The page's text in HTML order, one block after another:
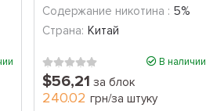
Содержание никотина : 5%
Страна: Китай
В наличии
$56,21 за блок
240.02 грн/за штуку